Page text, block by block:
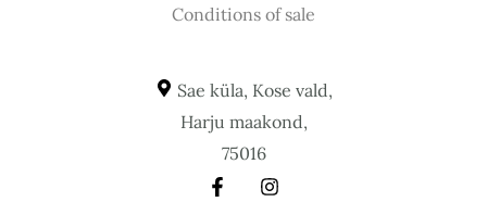
Conditions of sale
Sae küla, Kose vald,
Harju maakond,
75016